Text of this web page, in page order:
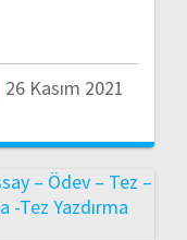
26 Kasım 2021